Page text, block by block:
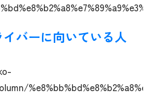
バーに向いている人